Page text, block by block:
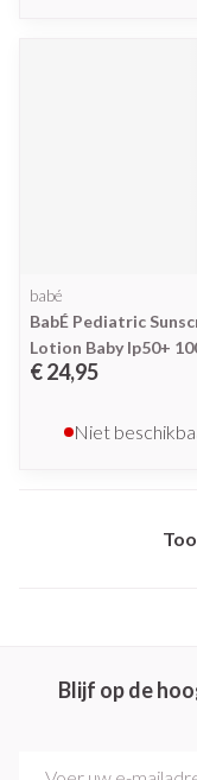
babé
BabÉ Pediatric
Lotion Baby Ip50+
€ 24,95
Niet
Blijf op de